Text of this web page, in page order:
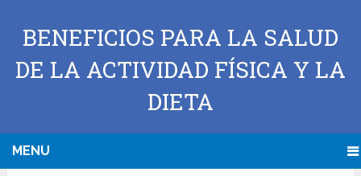
BENEFICIOS PARA LA SALUD
DE LA ACTIVIDAD FÍSICA Y LA
DIETA
MENU